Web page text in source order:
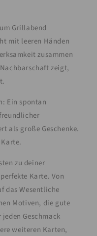
Grillabend
mit leeren Händen
zusammen
zeigt,
Ein spontan
als große Geschenke.
zu deiner
Karte. Von
das Wesentliche
Motiven, die gute
Geschmack
weiteren Karten,